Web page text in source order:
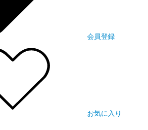
会員登録
お気に入り